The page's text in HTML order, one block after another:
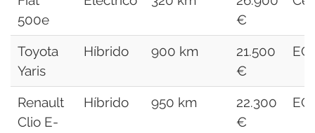
500e
€
Toyota
Yaris
Híbrido 900 km
21.500
€
Renault
Clio E-
Híbrido 950 km
22.300
€